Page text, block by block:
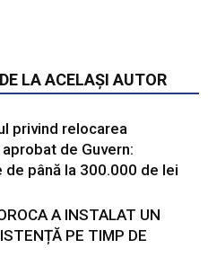
DE LA ACELAȘI AUTOR
privind relocarea
de Guvern:
de până la 300.000 de lei
A INSTALAT UN
PE TIMP DE